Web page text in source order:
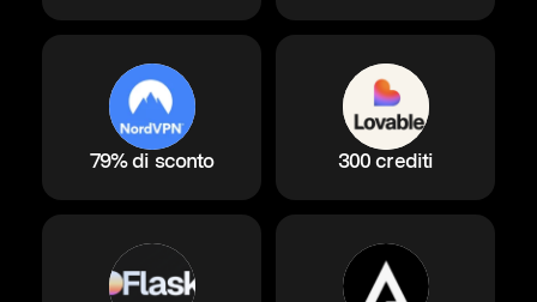
79% di sconto 300 crediti